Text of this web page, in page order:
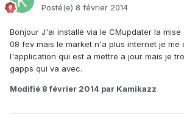
Posté(e) 8 février 2014
Bonjour J'ai installé via le CMupdater la mise
08 fev mais le market n'a plus internet je
l'application qui est a mettre a jour mais je
gapps qui va avec.
Modifié 8 février 2014 par Kamikazz